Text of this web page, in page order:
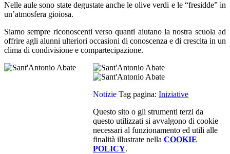
Nelle aulesono state degustate anche le olive verdi e le “fresidde” in
un’atmosfera gioiosa.
Siamo sempre riconoscenti verso quanti aiutano la nostra scuola ad
offrire agli alunni ulteriori occasioni di conoscenza e di crescita in un
clima di condivisione e compartecipazione.
Notizie Tag pagina: Iniziative
Questo sito o gli strumenti terzi da
questo utilizzati si avvalgono di cookie
necessari al funzionamento ed utili alle
finalità illustrate nella COOKIE
POLICY.